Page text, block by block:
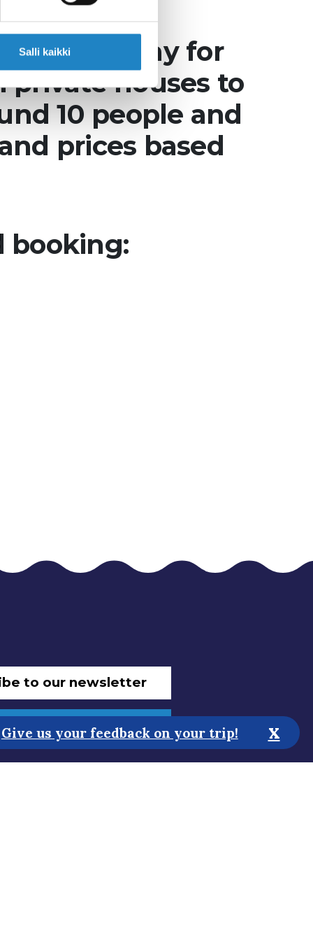
Salli kaikki
or stay for
private houses to
10 people and
prices based
booking:
to our newsletter
the website!
Give us your feedback on your trip! x